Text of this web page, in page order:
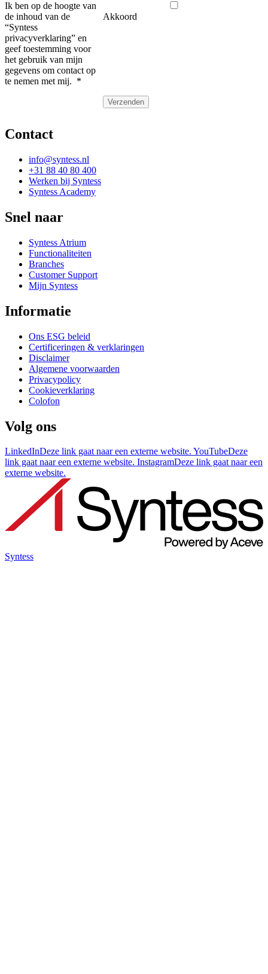
Ik ben op de hoogte van
de inhoud van de
“Syntess
privacyverklaring” en
geef toestemming voor
het gebruik van mijn
gegevens om contact op
te nemen met mij. *
Akkoord
Contact
info@syntess.nl
+31 88 40 80 400
Werken bij Syntess
Syntess Academy
Snel naar
Syntess Atrium
Functionaliteiten
Branches
Customer Support
Mijn Syntess
Informatie
Ons ESG beleid
Certificeringen & verklaringen
Disclaimer
Algemene voorwaarden
Privacypolicy
Cookieverklaring
Colofon
Volg ons
LinkedInDeze link gaat naar een externe website. YouTubeDeze
link gaat naar een externe website. InstagramDeze link gaat naar een
externe website.
Syntess